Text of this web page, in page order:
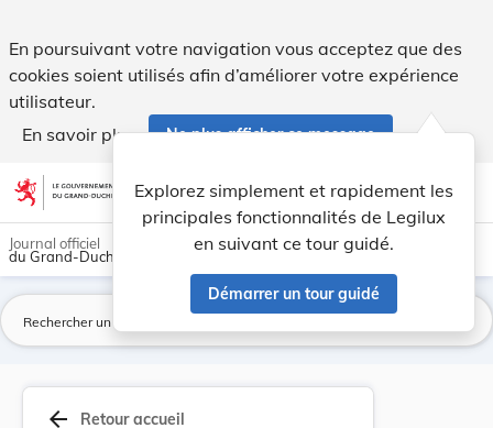
En poursuivant votre navigation vous acceptez que des
cookies soient utilisés afin d’améliorer votre expérience
utilisateur.
En savoir plus
Ne plus afficher ce message
Aller au contenu account_circle help Aide
Explorez simplement et rapidement les
principales fonctionnalités de Legilux
en suivant ce tour guidé.
Démarrer un tour guidé
light_mode dark_mode
Journal officiel
du Grand-Duché de Luxembourg
arrow_back Retour accueil